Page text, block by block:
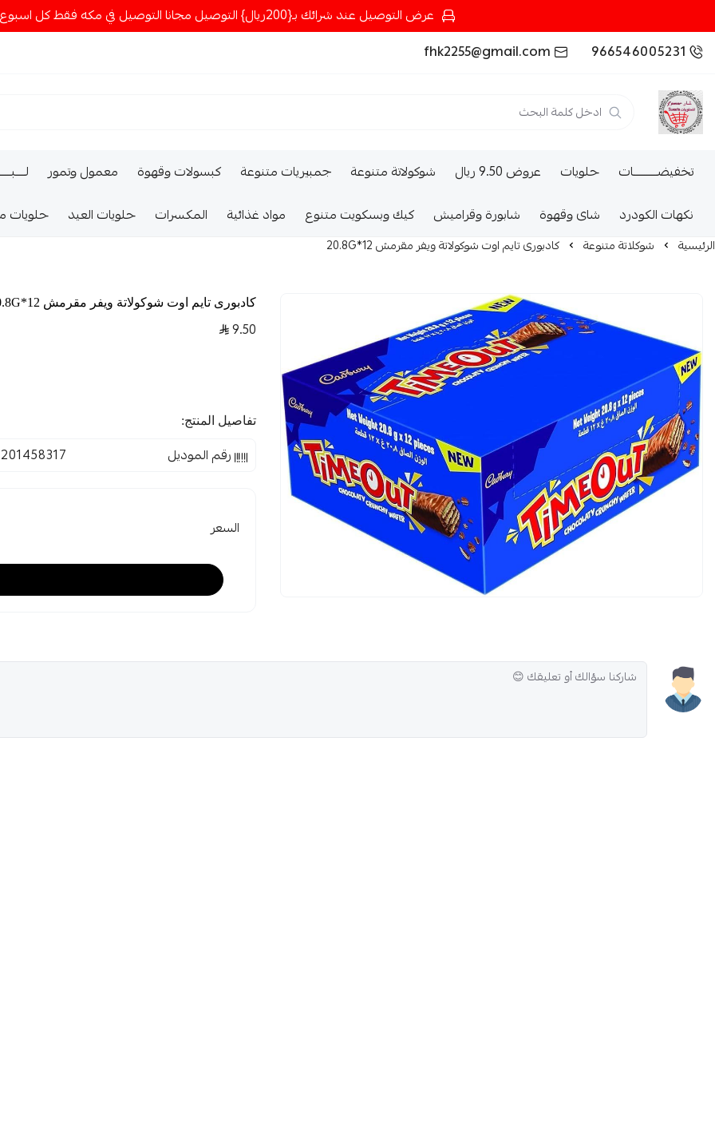
عرض التوصيل عند شرائك بـ{200ريال} التوصيل مجانا التوصيل في مكه فقط كل اسبوع اصناف جديدة
966546005231
fhk2255@gmail.com
تخفيضــــــــــات حلويات عروض 9.50 ريال شوكولاتة متنوعة جمبيريات متنوعة كبسولات وقهوة معمول وتمور
نكهات الكودرد
شاى وقهوة شابورة وقراميش كيك وبسكويت متنوع مواد غذائية المكسرات حلويات العيد حلويات
الرئيسية شوكلاتة متنوعة كادبورى تايم اوت شوكولاتة ويفر مقرمش 12*20.8G
كادبورى تايم اوت شوكولاتة ويفر مقرمش 12*20.8G
9.50
تفاصيل المنتج:
رقم الموديل
السعر